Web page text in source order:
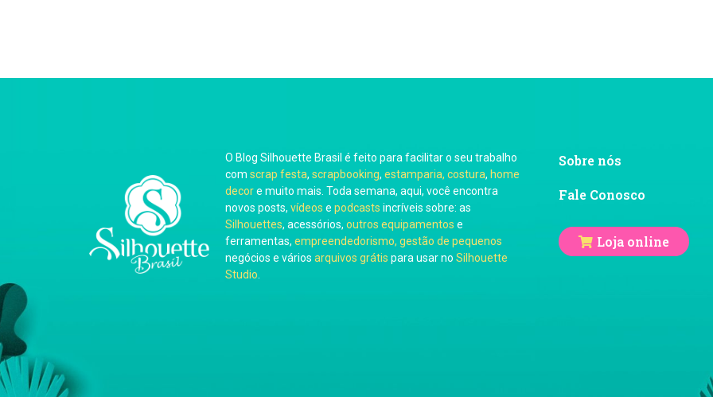
O Blog Silhouette Brasil é feito para facilitar o seu trabalho
com scrap festa, scrapbooking, estamparia, costura, home
decore muito mais. Toda semana, aqui, você encontra
novos posts, vídeos e podcasts incríveis sobre: as
Silhouettes, acessórios, outros equipamentos e
ferramentas, empreendedorismo, gestão de pequenos
negócios e vários arquivos grátis para usar no Silhouette
Studio
Sobre nós
Fale Conosco
Loja online